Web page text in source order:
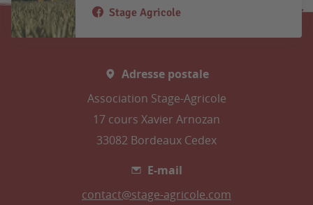
Stage Agricole
Adresse postale
Association Stage-Agricole
17 cours Xavier Arnozan
33082 Bordeaux Cedex
E-mail
contact@stage-agricole.com